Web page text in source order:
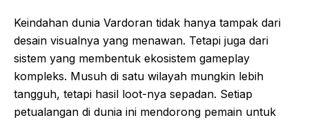
Keindahan dunia Vardoran tidak hanya tampak dari
desain visualnya yang menawan. Tetapi juga dari
sistem yang membentuk ekosistem gameplay
kompleks. Musuh di satu wilayah mungkin lebih
tangguh, tetapi hasil loot-nya sepadan. Setiap
petualangan di dunia ini mendorong pemain untuk